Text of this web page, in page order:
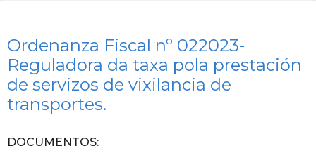
Ordenanza Fiscal nº 022023-
Reguladora da taxa pola prestación
de servizos de vixilancia de
transportes.
DOCUMENTOS: